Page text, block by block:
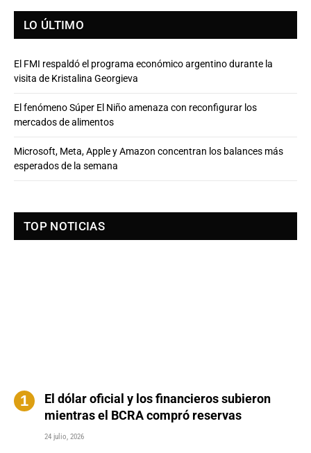
LO ÚLTIMO
El FMI respaldó el programa económico argentino durante la
visita de Kristalina Georgieva
El fenómeno Súper El Niño amenaza con reconfigurar los
mercados de alimentos
Microsoft, Meta, Apple y Amazon concentran los balances más
esperados de la semana
TOP NOTICIAS
El dólar oficial y los financieros subieron
mientras el BCRA compró reservas
24 julio, 2026